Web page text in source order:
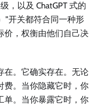
，以及 ChatGPT 式的
”开关都符合同一种形
价，权衡由他们自己决
在。它确实存在。无论
费。当你隐藏它时，你
单。当你暴露它时，你